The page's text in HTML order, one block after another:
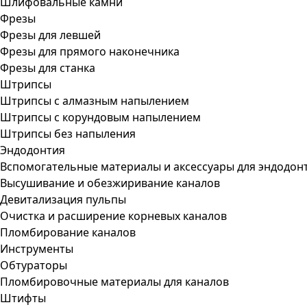
Фрезы
Фрезы для левшей
Фрезы для прямого наконечника
Фрезы для станка
Штрипсы
Штрипсы c алмазным напылением
Штрипсы c корундовым напылением
Штрипсы без напыления
Эндодонтия
Вспомогательные материалы и аксессуары для
Высушивание и обезжиривание каналов
Девитализация пульпы
Очистка и расширение корневых каналов
Пломбирование каналов
Инструменты
Обтураторы
Пломбировочные материалы для каналов
Штифты